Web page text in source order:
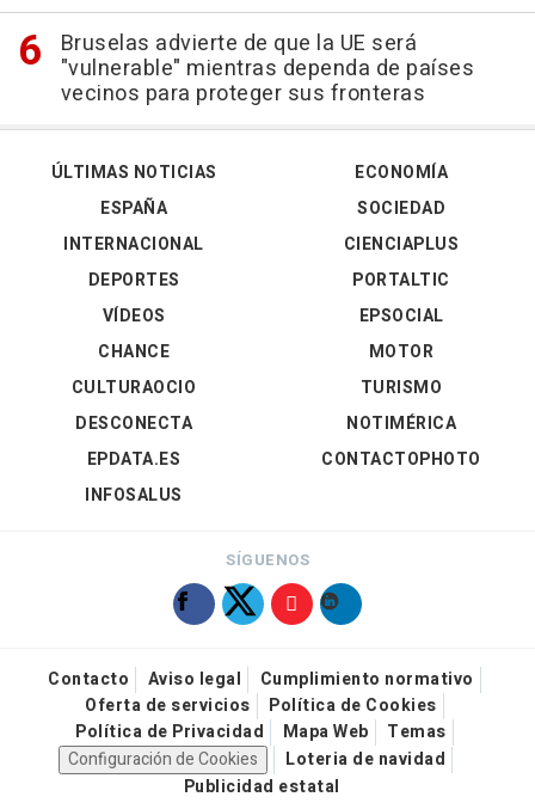
Bruselas advierte de que la UE será
"vulnerable" mientras dependa de países
vecinos para proteger sus fronteras
ÚLTIMAS NOTICIAS
ESPAÑA
INTERNACIONAL
DEPORTES
VÍDEOS
ECONOMÍA
SOCIEDAD
CIENCIAPLUS
PORTALTIC
EPSOCIAL
CHANCE
CULTURAOCIO
DESCONECTA
EPDATA.ES
INFOSALUS
MOTOR
TURISMO
NOTIMÉRICA
CONTACTOPHOTO
SÍGUENOS
Contacto Aviso legal
Cumplimiento normativo
Oferta de servicios
Política de Cookies
Política de Privacidad
Mapa Web
Temas
Configuración de Cookies
Loteria de navidad
Publicidad estatal